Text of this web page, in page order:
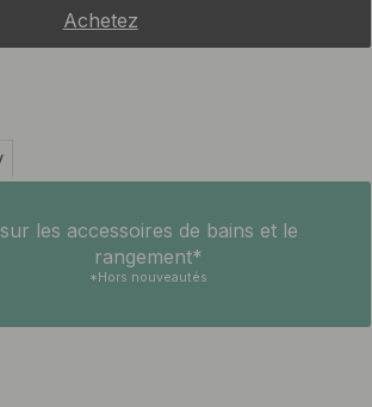
Achetez
sur les accessoires de bains et le
rangement*
*Hors nouveautés